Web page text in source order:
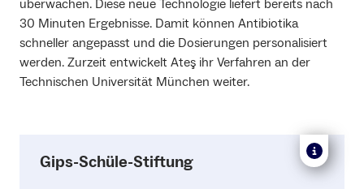
überwachen. Diese neue Technologie liefert bereits nach
30 Minuten Ergebnisse. Damit können Antibiotika
schneller angepasst und die Dosierungen personalisiert
werden. Zurzeit entwickelt Ateş ihr Verfahren an der
Technischen Universität München weiter.
Gips-Schüle-Stiftung